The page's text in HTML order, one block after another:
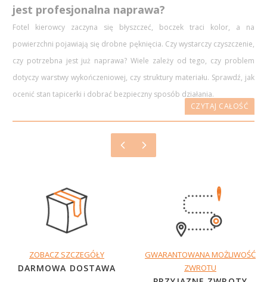
jest profesjonalna naprawa?
Fotel kierowcy zaczyna się błyszczeć, boczek traci kolor, a na
powierzchni pojawiają się drobne pęknięcia. Czy wystarczy czyszczenie,
czy potrzebna jest już naprawa? Wiele zależy od tego, czy problem
dotyczy warstwy wykończeniowej, czy struktury materiału. Sprawdź, jak
ocenić stan tapicerki i dobrać bezpieczny sposób działania.
CZYTAJ CAŁOŚĆ
ZOBACZ SZCZEGÓŁY
DARMOWA DOSTAWA
GWARANTOWANA MOŻLIWOŚĆ
ZWROTU